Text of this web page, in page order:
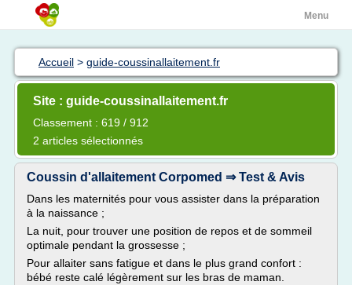
Menu
Accueil > guide-coussinallaitement.fr
Site : guide-coussinallaitement.fr
Classement : 619 / 912
2 articles sélectionnés
Coussin d'allaitement Corpomed ⇒ Test & Avis
Dans les maternités pour vous assister dans la préparation
à la naissance ;
La nuit, pour trouver une position de repos et de sommeil
optimale pendant la grossesse ;
Pour allaiter sans fatigue et dans le plus grand confort :
bébé reste calé légèrement sur les bras de maman.